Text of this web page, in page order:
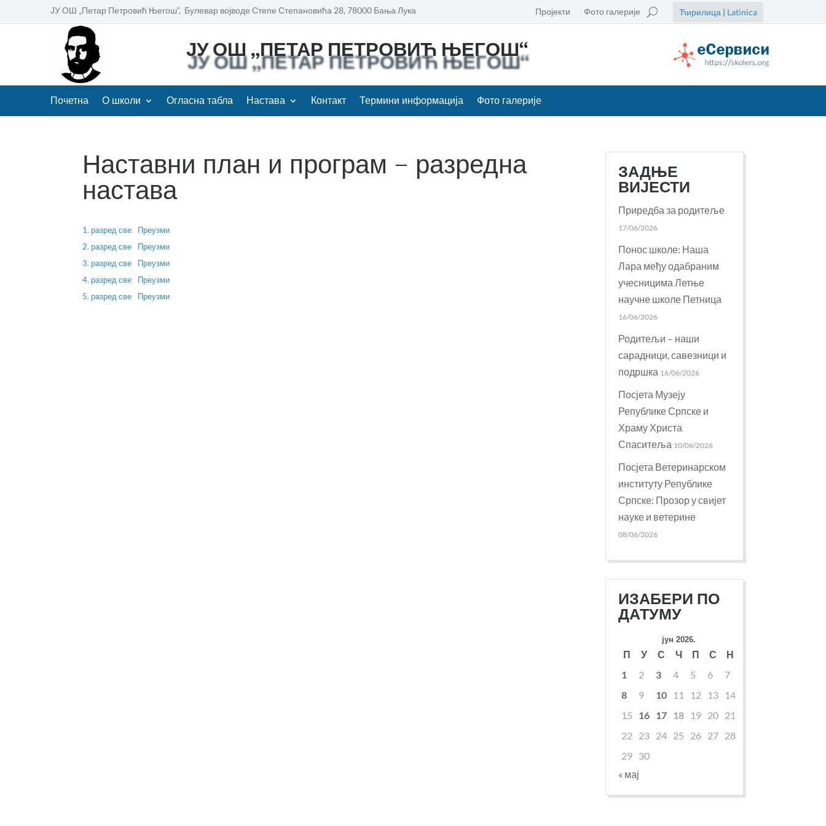
ЈУ ОШ „Петар Петровић Његош“, Булевар војводе Степе Степановића 28, 78000 Бања Лука Пројекти Фото галерије Ћирилица | Latinica
ЈУ ОШ „ПЕТАР ПЕТРОВИЋ ЊЕГОШ“
Почетна О школи Огласна табла Настава Контакт Термини информација Фото галерије
Наставни план и програм – разредна
настава
1. разред све
Преузми
2. разред све
Преузми
3. разред све
Преузми
4. разред све
Преузми
5. разред све
Преузми
ЗАДЊЕ
ВИЈЕСТИ
Приредба за родитеље
17/06/2026
Понос школе: Наша
Лара међу одабраним
учесницима Летње
научне школе Петница
16/06/2026
Родитељи – наши
сарадници, савезници и
подршка 16/06/2026
Посјета Музеју
Републике Српске и
Храму Христа
Спаситеља 10/06/2026
Посјета Ветеринарском
институту Републике
Српске: Прозор у свијет
науке и ветерине
08/06/2026
ИЗАБЕРИ ПО
ДАТУМУ
јун 2026.
П У С Ч П С
Н
1
2 3 4 5 6
7
8
9 10 11 12 13
14
15
16 17 18 19 20 21
22
23 24 25 26 27 28
29 30
« мај